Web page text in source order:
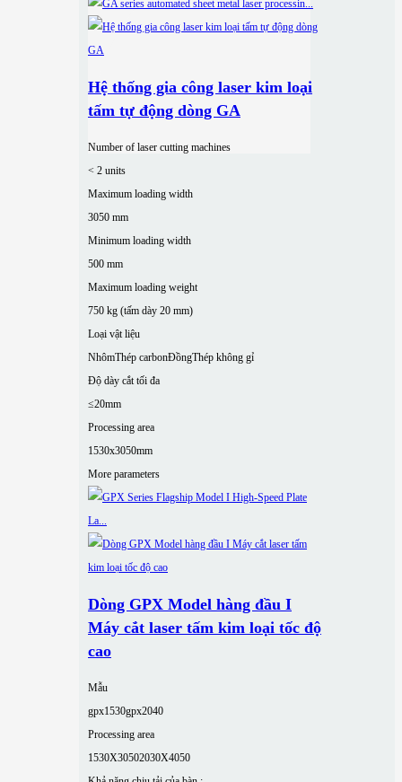
Hệ thống gia công laser kim loại
tấm tự động dòng GA
Number of laser cutting machines
< 2 units
Maximum loading width
3050 mm
Minimum loading width
500 mm
Maximum loading weight
750 kg (tấm dày 20 mm)
Loại vật liệu
NhômThép carbonĐồngThép không gỉ
Độ dày cắt tối đa
≤20mm
Processing area
1530x3050mm
More parameters
Dòng GPX Model hàng đầu I
Máy cắt laser tấm kim loại tốc độ
cao
Mẫu
gpx1530gpx2040
Processing area
1530X30502030X4050